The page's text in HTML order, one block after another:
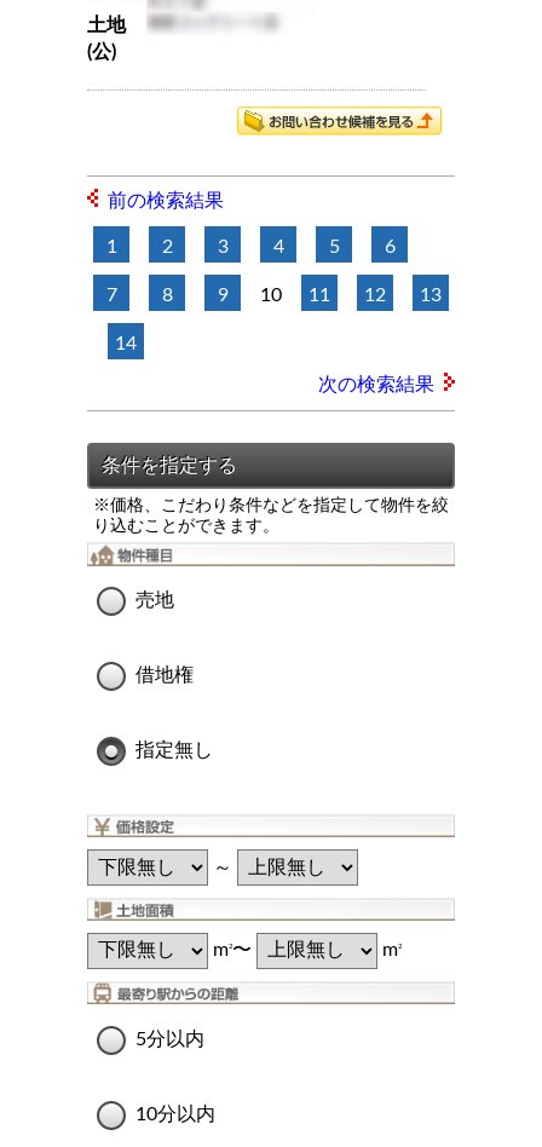
※価格、こだわり条件などを指定して物件を絞
り込むことができます。
売地
借地権
指定無し
～
m2〜 m2
5分以内
10分以内
土地
(公)
前の検索結果
1 2 3 4 5 6
7 8 9 10 11 12 13
14
次の検索結果